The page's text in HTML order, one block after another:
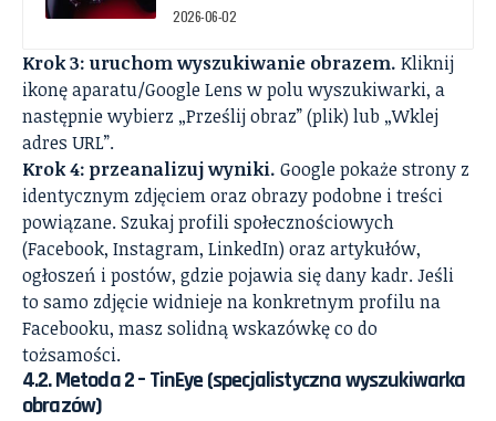
2026-06-02
Krok 3: uruchom wyszukiwanie obrazem. Kliknij
ikonę aparatu/Google Lens w polu wyszukiwarki, a
następnie wybierz „Prześlij obraz” (plik) lub „Wklej
adres URL”.
Krok 4: przeanalizuj wyniki. Google pokaże strony z
identycznym zdjęciem oraz obrazy podobne i treści
powiązane. Szukaj profili społecznościowych
(Facebook, Instagram, LinkedIn) oraz artykułów,
ogłoszeń i postów, gdzie pojawia się dany kadr. Jeśli
to samo zdjęcie widnieje na konkretnym profilu na
Facebooku, masz solidną wskazówkę co do
tożsamości.
4.2. Metoda 2 – TinEye (specjalistyczna wyszukiwarka
obrazów)